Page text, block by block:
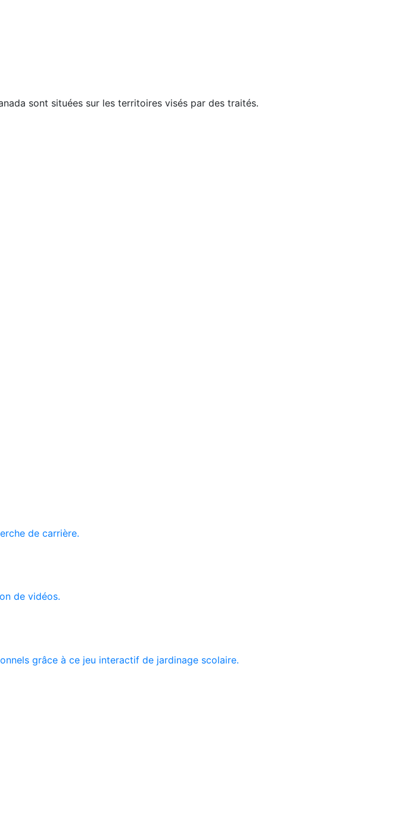
sont situées sur les territoires visés par des traités.
de carrière.
de vidéos.
grâce à ce jeu interactif de jardinage scolaire.